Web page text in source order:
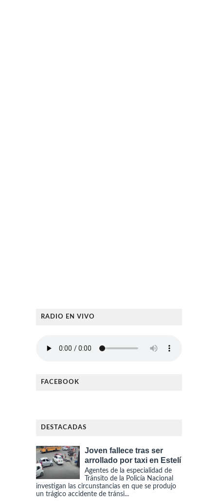
RADIO EN VIVO
FACEBOOK
DESTACADAS
Joven fallece tras ser
arrollado por taxi en Estelí
Agentes de la especialidad de
Tránsito de la Policía Nacional
investigan las circunstancias en que se produjo
un trágico accidente de tránsi...